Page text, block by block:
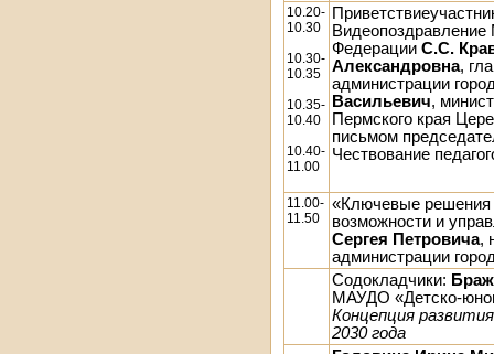
10.20-
10.30
10.30-
10.35
10.35-
10.40
10.40-
11.00
Федерации С.С.
Александровна,
администрации
Васильевич,
Пермского края
письмом
Чествование
11.00-
11.50
«Ключевые решения
возможности и
Сергея Петровича,
администрации
Содокладчики:
МАУДО «Детско-
Концепция
2030 года